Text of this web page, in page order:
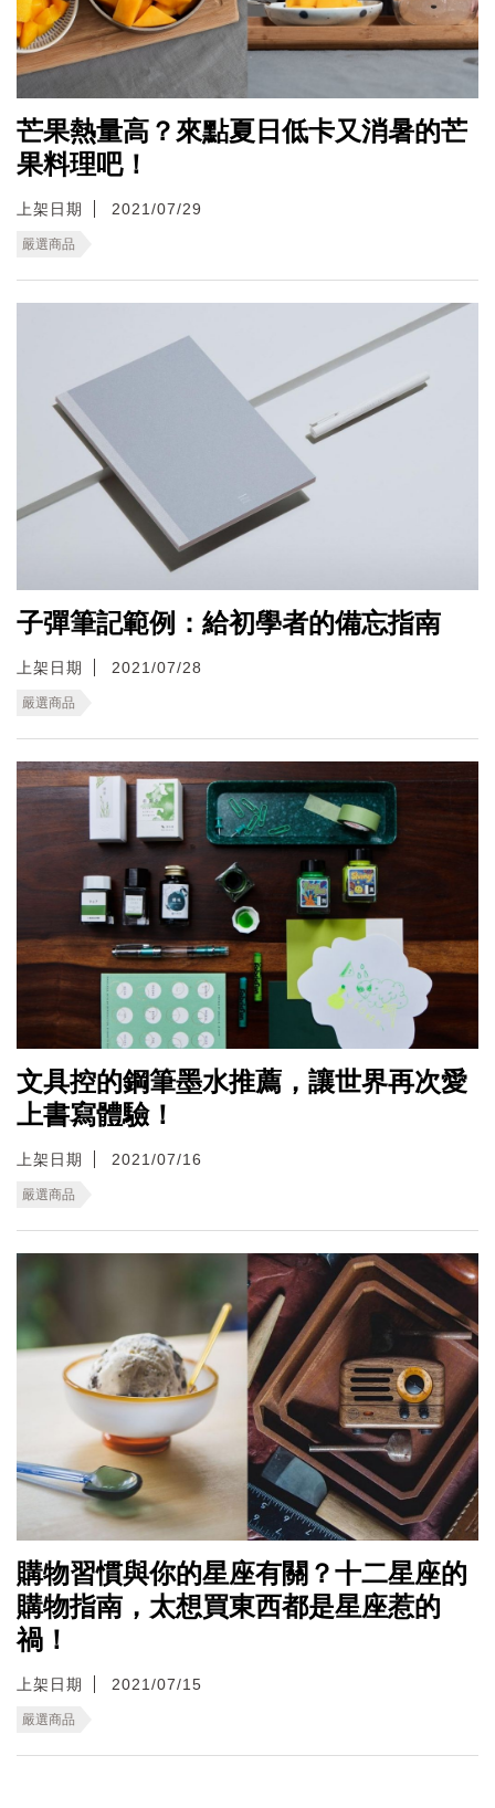
芒果熱量高？來點夏日低卡又消暑的芒
果料理吧！
上架日期 2021/07/29
嚴選商品
子彈筆記範例：給初學者的備忘指南
上架日期 2021/07/28
嚴選商品
文具控的鋼筆墨水推薦，讓世界再次愛
上書寫體驗！
上架日期 2021/07/16
嚴選商品
購物習慣與你的星座有關？十二星座的
購物指南，太想買東西都是星座惹的
禍！
上架日期 2021/07/15
嚴選商品